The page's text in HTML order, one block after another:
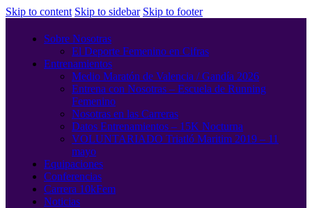
Skip to content Skip to sidebar Skip to footer
Sobre Nosotras
El Deporte Femenino en Cifras
Entrenamientos
Medio Maratón de Valencia / Gandía 2026
Entrena con Nosotras – Escuela de Running
Femenino
Nosotras en las Carreras
Datos Entrenamientos – 15K Nocturna
VOLUNTARIADO Triatló Maritim 2019 – 11
mayo
Equipaciones
Conferencias
Carrera 10kFem
Noticias